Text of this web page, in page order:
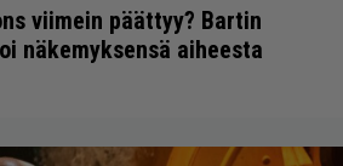
viimein päättyy? Bartin
näkemyksensä aiheesta